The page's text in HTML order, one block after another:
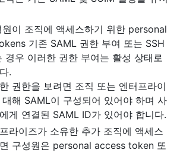
원이 조직에 액세스하기 위한 personal
기존 SAML 권한 부여 또는 SSH
경우 이러한 권한 부여는 활성 상태로
.
권한을 보려면 조직 또는 엔터프라이
대해 SAML이 구성되어 있어야 하며 사
게 연결된 SAML ID가 있어야 합니다.
라이즈가 소유한 추가 조직에 액세스
구성원은 personal access token 또